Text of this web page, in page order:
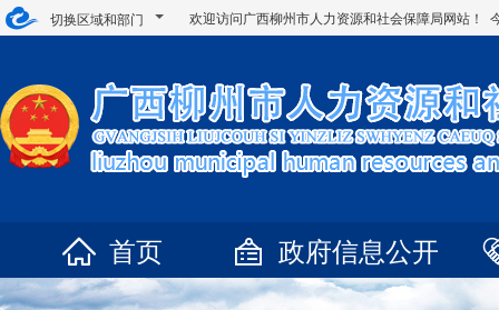
切换区域和部门 欢迎访问广西柳州市人力资源和社会保障局网站！
首页 政府信息公开